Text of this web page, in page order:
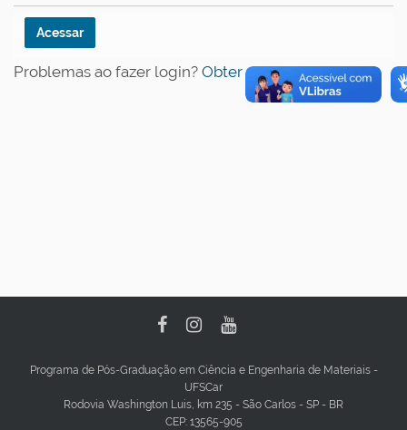
Problemas ao fazer login? Obter ajuda.
Programa de Pós-Graduação em Ciência e Engenharia de Materiais -
UFSCar
Rodovia Washington Luis, km 235 - São Carlos - SP - BR
CEP: 13565-905